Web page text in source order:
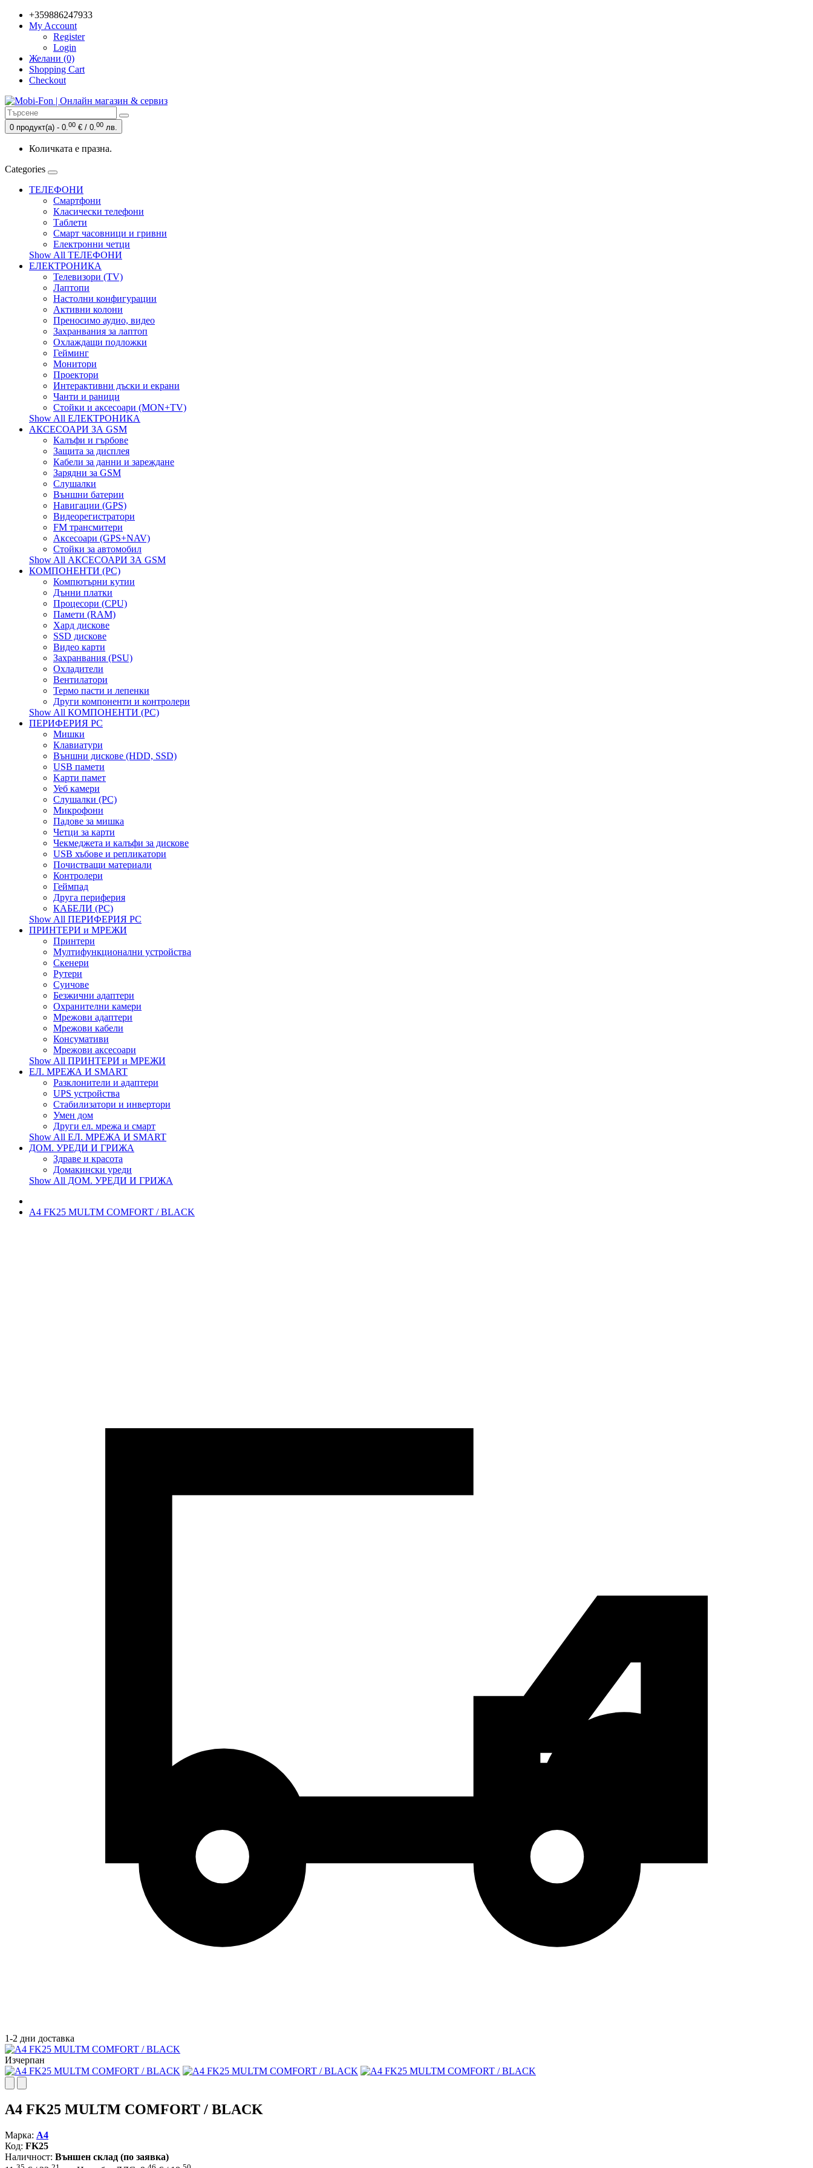
+359886247933
My Account
Register
Login
Желани (0)
Shopping Cart
Checkout
0 продукт(а) - 0.00 € / 0.00 лв.
Количката е празна.
Categories
ТЕЛЕФОНИ
Смартфони
Класически телефони
Таблети
Смарт часовници и гривни
Електронни четци
Show All ТЕЛЕФОНИ
ЕЛЕКТРОНИКА
Телевизори (TV)
Лаптопи
Настолни конфигурации
Активни колони
Преносимо аудио, видео
Захранвания за лаптоп
Охлаждащи подложки
Гейминг
Монитори
Проектори
Интерактивни дъски и екрани
Чанти и раници
Стойки и аксесоари (MON+TV)
Show All ЕЛЕКТРОНИКА
АКСЕСОАРИ ЗА GSM
Калъфи и гърбове
Защита за дисплея
Кабели за данни и зареждане
Зарядни за GSM
Слушалки
Външни батерии
Навигации (GPS)
Видеорегистратори
FM трансмитери
Аксесоари (GPS+NAV)
Стойки за автомобил
Show All АКСЕСОАРИ ЗА GSM
КОМПОНЕНТИ (PC)
Компютърни кутии
Дънни платки
Процесори (CPU)
Памети (RAM)
Хард дискове
SSD дискове
Видео карти
Захранвания (PSU)
Охладители
Вентилатори
Термо пасти и лепенки
Други компоненти и контролери
Show All КОМПОНЕНТИ (PC)
ПЕРИФЕРИЯ PC
Мишки
Клавиатури
Външни дискове (HDD, SSD)
USB памети
Kарти памет
Уеб камери
Слушалки (PC)
Микрофони
Падове за мишка
Четци за карти
Чекмеджета и калъфи за дискове
USB хъбове и репликатори
Почистващи материали
Контролери
Геймпад
Друга периферия
КАБЕЛИ (PC)
Show All ПЕРИФЕРИЯ PC
ПРИНТЕРИ и МРЕЖИ
Принтери
Мултифункционални устройства
Скенери
Рутери
Суичове
Безжични адаптери
Охранителни камери
Мрежови адаптери
Мрежови кабели
Консумативи
Мрежови аксесоари
Show All ПРИНТЕРИ и МРЕЖИ
ЕЛ. МРЕЖА И SMART
Разклонители и адаптери
UPS устройства
Стабилизатори и инвертори
Умен дом
Други ел. мрежа и смарт
Show All ЕЛ. МРЕЖА И SMART
ДОМ. УРЕДИ И ГРИЖА
Здраве и красота
Домакински уреди
Show All ДОМ. УРЕДИ И ГРИЖА
A4 FK25 MULTM COMFORT / BLACK
1-2 дни доставка
Изчерпан
A4 FK25 MULTM COMFORT / BLACK
Марка: A4
Код: FK25
Наличност: Външен склад (по заявка)